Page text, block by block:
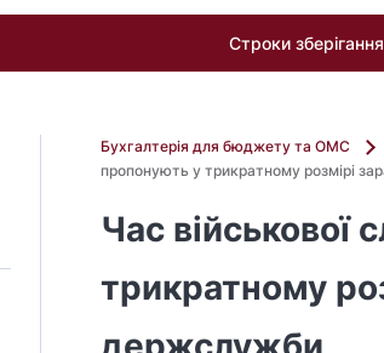
Строки
Бухгалтерія для бюджету та ОМС
пропонують у трикратному розмірі
Час військової
трикратному